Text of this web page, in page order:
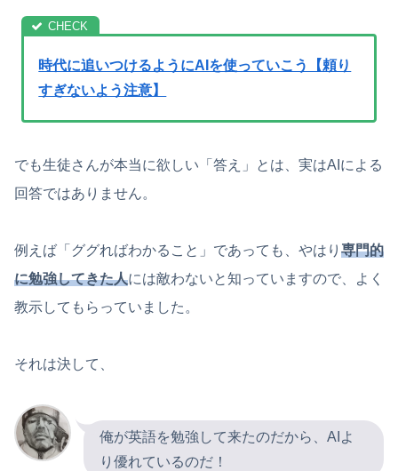
時代に追いつけるようにAIを使っていこう【頼り
すぎないよう注意】
でも生徒さんが本当に欲しい「答え」とは、実はAIによる
回答ではありません。
例えば「ググればわかること」であっても、やはり 専門的
に勉強してきた人には敵わないと知っていますので、よく
教示してもらっていました。
それは決して、
俺が英語を勉強して来たのだから、AIよ
り優れているのだ！